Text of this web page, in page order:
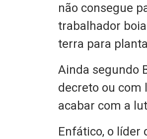
não consegue
trabalhador
terra para
Ainda segundo
decreto ou com
acabar com a
Enfático, o líder